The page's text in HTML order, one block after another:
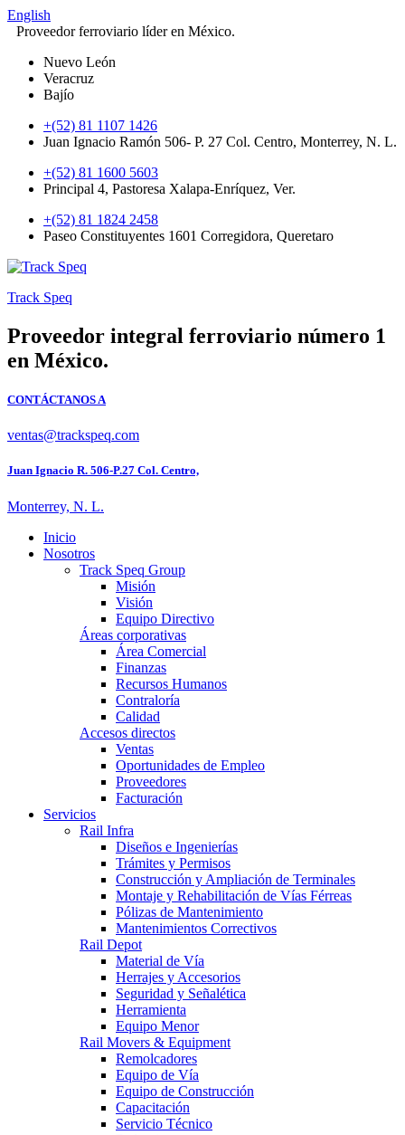
English
Proveedor ferroviario líder en México.
Nuevo León
Veracruz
Bajío
+(52) 81 1107 1426
Juan Ignacio Ramón 506- P. 27 Col. Centro, Monterrey, N. L.
+(52) 81 1600 5603
Principal 4, Pastoresa Xalapa-Enríquez, Ver.
+(52) 81 1824 2458
Paseo Constituyentes 1601 Corregidora, Queretaro
Track Speq
Proveedor integral ferroviario número 1
en México.
CONTÁCTANOS A
ventas@trackspeq.com
Juan Ignacio R. 506-P.27 Col. Centro,
Monterrey, N. L.
Inicio
Nosotros
Track Speq Group
Misión
Visión
Equipo Directivo
Áreas corporativas
Área Comercial
Finanzas
Recursos Humanos
Contraloría
Calidad
Accesos directos
Ventas
Oportunidades de Empleo
Proveedores
Facturación
Servicios
Rail Infra
Diseños e Ingenierías
Trámites y Permisos
Construcción y Ampliación de Terminales
Montaje y Rehabilitación de Vías Férreas
Pólizas de Mantenimiento
Mantenimientos Correctivos
Rail Depot
Material de Vía
Herrajes y Accesorios
Seguridad y Señalética
Herramienta
Equipo Menor
Rail Movers & Equipment
Remolcadores
Equipo de Vía
Equipo de Construcción
Capacitación
Servicio Técnico